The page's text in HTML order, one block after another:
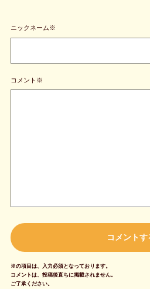
ニックネーム※
コメント※
※の項目は、入力必須となっております。
コメントは、投稿後直ちに掲載されません。
ご了承ください。